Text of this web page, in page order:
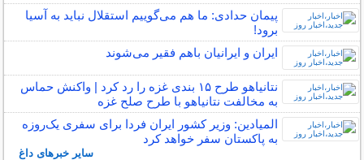
پیمان حدادی: ما هم می‌گوییم استقلال نباید به آسیا
برود!
ایران و ایرانیان باهم فقیر می‌شوند
نتانیاهو طرح ۱۵ بندی غزه را رد کرد | واکنش حماس
به مخالفت نتانیاهو با طرح صلح غزه
المیادین: وزیر کشور ایران فردا برای سفری یک‌روزه
به پاکستان سفر خواهد کرد
سایر خبرهای داغ